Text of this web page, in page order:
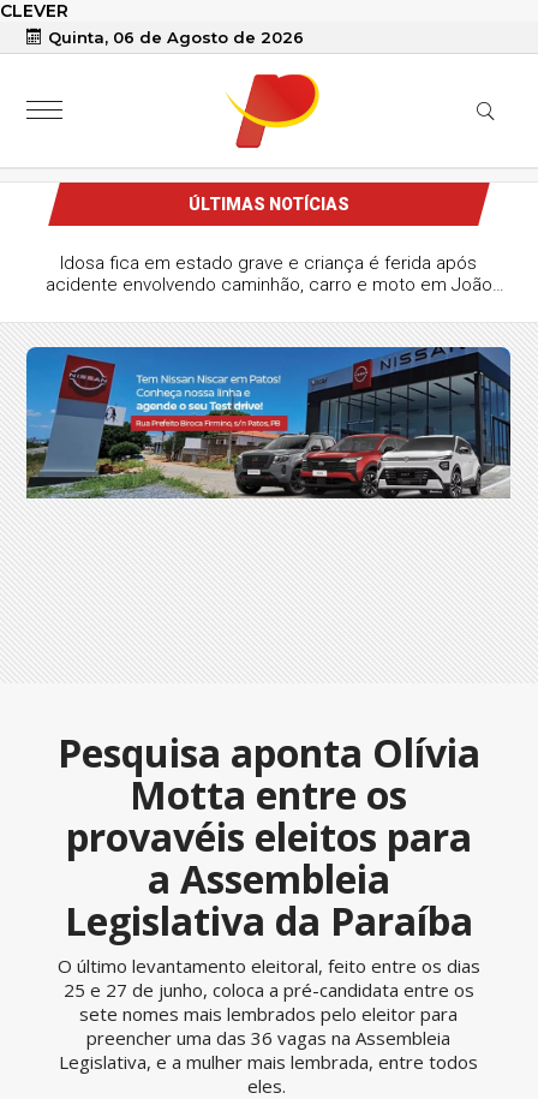
CLEVER
Quinta, 06 de Agosto de 2026
ÚLTIMAS NOTÍCIAS
Idosa fica em estado grave e criança é ferida após
acidente envolvendo caminhão, carro e moto em João
Pesquisa aponta Olívia
Motta entre os
provavéis eleitos para
a Assembleia
Legislativa da Paraíba
O último levantamento eleitoral, feito entre os dias
25 e 27 de junho, coloca a pré-candidata entre os
sete nomes mais lembrados pelo eleitor para
preencher uma das 36 vagas na Assembleia
Legislativa, e a mulher mais lembrada, entre todos
eles.